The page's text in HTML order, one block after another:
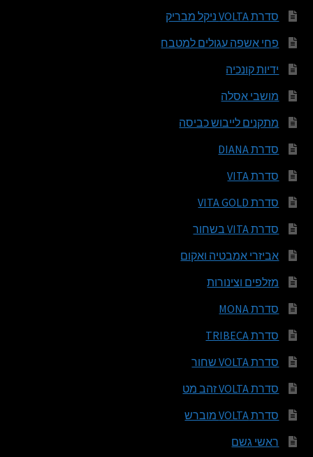
סדרת VOLTA ניקל מבריק
פחי אשפה עגולים למטבח
ידיות קונכיה
מושבי אסלה
מתקנים לייבוש כביסה
סדרת DIANA
סדרת VITA
סדרת VITA GOLD
סדרת VITA בשחור
אביזרי אמבטיה ואקום
מזלפים וצינורות
סדרת MONA
סדרת TRIBECA
סדרת VOLTA שחור
סדרת VOLTA זהב מט
סדרת VOLTA מוברש
ראשי גשם